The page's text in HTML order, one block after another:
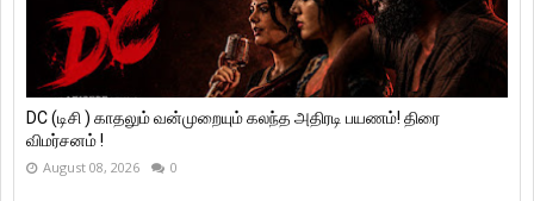
DC (டிசி ) காதலும் வன்முறையும் கலந்த அதிரடி பயணம்! திரை
விமர்சனம் !
August 08, 2026 0